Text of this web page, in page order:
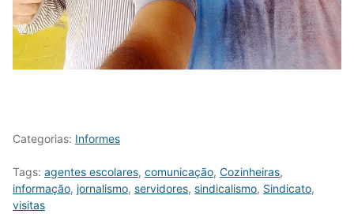
Categorias: Informes
Tags: agentes escolares, comunicação, Cozinheiras,
informação, jornalismo, servidores, sindicalismo, Sindicato,
visitas